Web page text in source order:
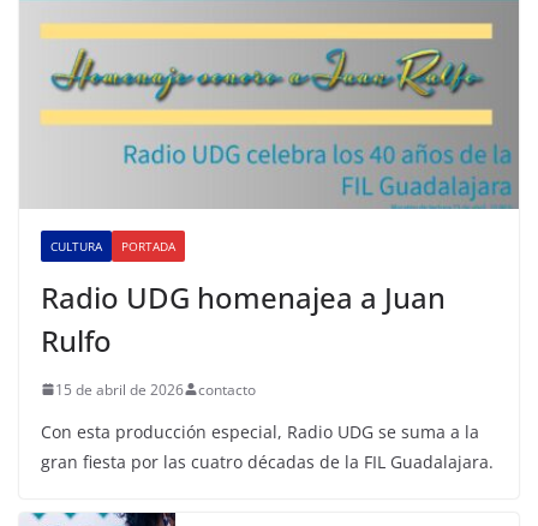
CULTURA PORTADA
Radio UDG homenajea a Juan
Rulfo
15 de abril de 2026 contacto
Con esta producción especial, Radio UDG se suma a la
gran fiesta por las cuatro décadas de la FIL Guadalajara.